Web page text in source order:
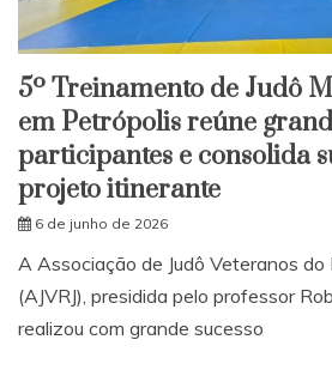
5º Treinamento de Judô
em Petrópolis reúne
participantes e consolida
projeto itinerante
6 de junho de 2026
A Associação de Judô Veteranos do
(AJVRJ), presidida pelo professor
realizou com grande sucesso